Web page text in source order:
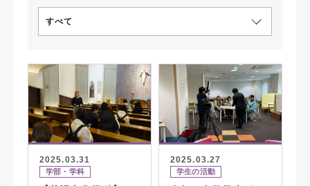
すべて
2025.03.31
学部・学科
2025.03.27
学生の活動